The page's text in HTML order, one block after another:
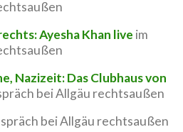
Ayesha Khan live im
Nazizeit: Das Clubhaus von
bei Allgäu rechtsaußen
bei Allgäu rechtsaußen